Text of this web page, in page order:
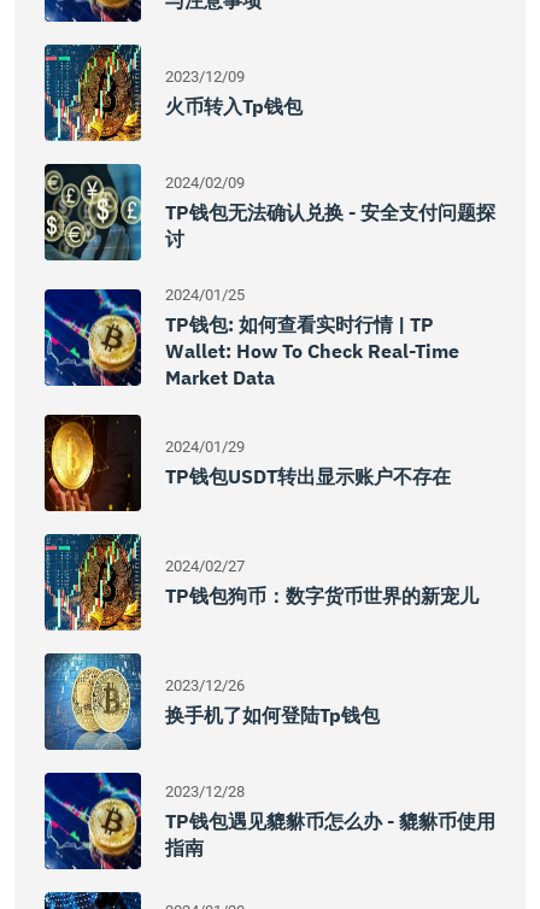
2023/12/09
火币转入tp钱包
2024/02/09
TP钱包无法确认兑换 - 安全支付问题探
讨
2024/01/25
TP钱包: 如何查看实时行情 | TP
Wallet: How To Check Real-Time
Market Data
2024/01/29
TP钱包USDT转出显示账户不存在
2024/02/27
TP钱包狗币：数字货币世界的新宠儿
2023/12/26
换手机了如何登陆tp钱包
2023/12/28
TP钱包遇见貔貅币怎么办 - 貔貅币使用
指南